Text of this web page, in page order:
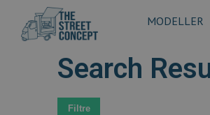
MODELLER
Search
Filtre